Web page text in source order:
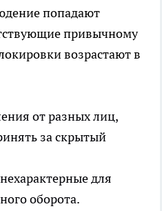
попадают
привычному
возрастают в
от разных лиц,
за скрытый
для
оборота.